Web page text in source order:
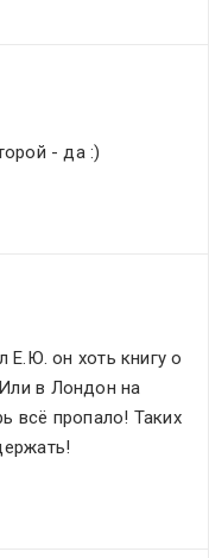
- да :)
он хоть книгу о
в Лондон на
всё пропало! Таких